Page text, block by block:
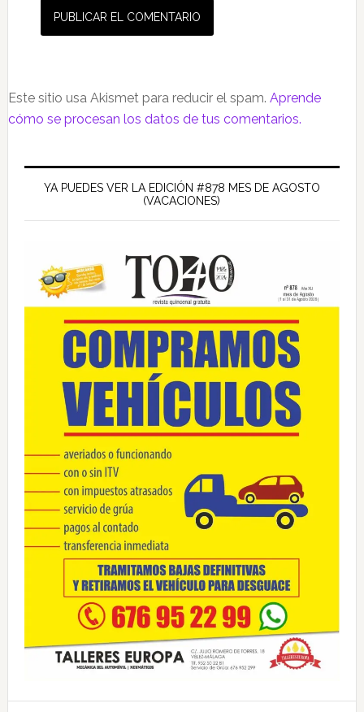
Este sitio usa Akismet para reducir el spam. Aprende
cómo se procesan los datos de tus comentarios.
Barra
lateral
principal
YA PUEDES VER LA EDICIÓN #878 MES DE AGOSTO
(VACACIONES)